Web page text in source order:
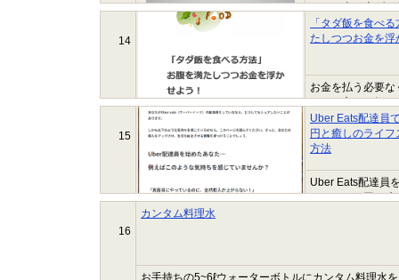
ものの売り上げ
イトでサイト公
れた...
14
「タダ飯を食べ
たしつつお金を浮
お金を払う必要
してる方」へ知
とは違います。
15
Uber Eats配達員
円と癒しのライ
方法
Uber Eats配達員
して４０万円を
16
カンタム料理水
お手持ちの5~6ℓウォーターボトルにカンタム料理水